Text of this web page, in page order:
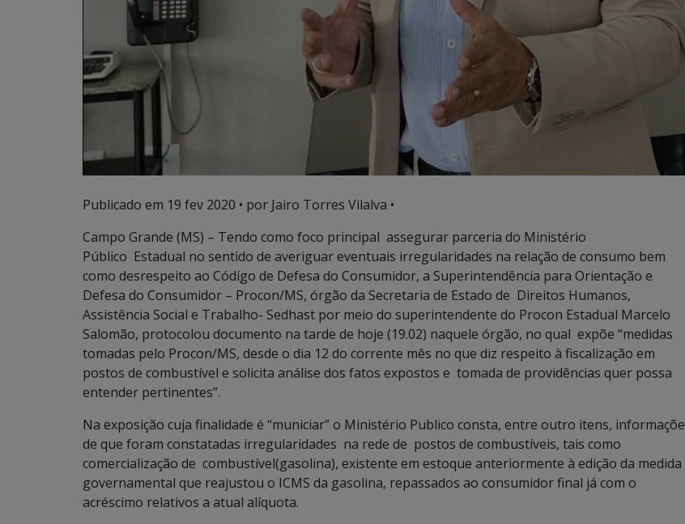
Publicado em 19 fev 2020 • por Jairo Torres Vilalva •
Campo Grande (MS) – Tendo como foco principal assegurar parceria do Ministério
Público Estadual no sentido de averiguar eventuais irregularidades na relação de consumo bem
como desrespeito ao Códígo de Defesa do Consumidor, a Superintendência para Orientação e
Defesa do Consumidor – Procon/MS, órgão da Secretaria de Estado de Direitos Humanos,
Assistência Social e Trabalho- Sedhast por meio do superintendente do Procon Estadual Marcelo
Salomão, protocolou documento na tarde de hoje (19.02) naquele órgão, no qual expõe “medidas
tomadas pelo Procon/MS, desde o dia 12 do corrente mês no que diz respeito à fiscalização em
postos de combustível e solicita análise dos fatos expostos e tomada de providências quer possa
entender pertinentes”.
Na exposição cuja finalidade é “municiar” o Ministério Publico consta, entre outro itens,
de que foram constatadas irregularidades na rede de postos de combustíveis, tais como
comercialização de combustível(gasolina), existente em estoque anteriormente à edição da medida
governamental que reajustou o ICMS da gasolina, repassados ao consumidor final já com o
acréscimo relativos a atual alíquota.